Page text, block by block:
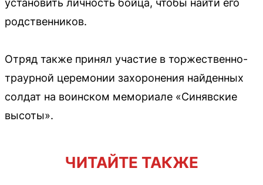
установить личность бойца, чтобы найти его
родственников.
Отряд также принял участие в торжественно-
траурной церемонии захоронения найденных
солдат на воинском мемориале «Синявские
высоты».
ЧИТАЙТЕ ТАКЖЕ